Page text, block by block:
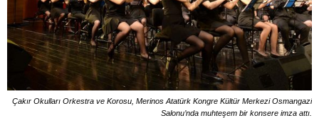
Çakır Okulları Orkestra ve Korosu, Merinos Atatürk Kongre Kültür Merkezi Osmangazi
Salonu’nda muhteşem bir konsere imza attı.